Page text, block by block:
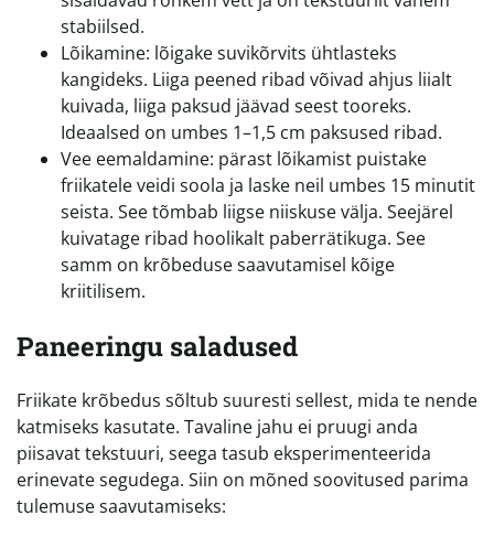
stabiilsed.
Lõikamine: lõigake suvikõrvits ühtlasteks
kangideks. Liiga peened ribad võivad ahjus liialt
kuivada, liiga paksud jäävad seest tooreks.
Ideaalsed on umbes 1–1,5 cm paksused ribad.
Vee eemaldamine: pärast lõikamist puistake
friikatele veidi soola ja laske neil umbes 15 minutit
seista. See tõmbab liigse niiskuse välja. Seejärel
kuivatage ribad hoolikalt paberrätikuga. See
samm on krõbeduse saavutamisel kõige
kriitilisem.
Paneeringu saladused
Friikate krõbedus sõltub suuresti sellest, mida te nende
katmiseks kasutate. Tavaline jahu ei pruugi anda
piisavat tekstuuri, seega tasub eksperimenteerida
erinevate segudega. Siin on mõned soovitused parima
tulemuse saavutamiseks: